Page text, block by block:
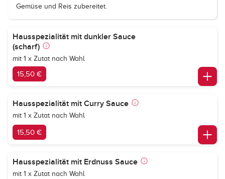
Gemüse und Reis zubereitet.
Hausspezialität mit dunkler Sauce
(scharf)
mit 1 x Zutat nach Wahl
15,50 €
Hausspezialität mit Curry Sauce
mit 1 x Zutat nach Wahl
15,50 €
Hausspezialität mit Erdnuss Sauce
mit 1 x Zutat nach Wahl